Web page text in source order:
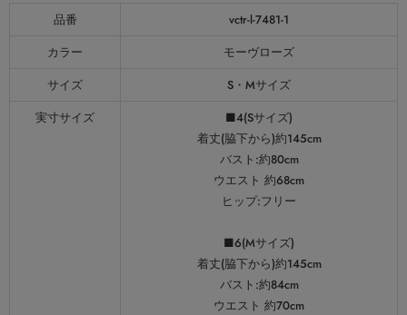
品番
vctr-l-7481-1
カラー
モーヴローズ
サイズ
S・Mサイズ
実寸サイズ
■4(Sサイズ)
着丈(脇下から)約145cm
バスト:約80cm
ウエスト 約68cm
ヒップ:フリー
■6(Mサイズ)
着丈(脇下から)約145cm
バスト:約84cm
ウエスト 約70cm